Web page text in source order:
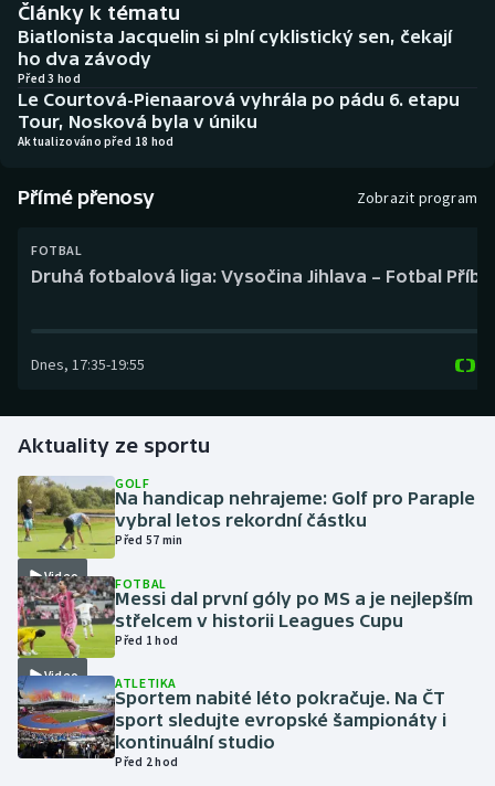
Biatlon
Boby a skeleton
Box
Curling
Gymnastika
Házená
Jezdectví
Judo
Krasobruslení
Lezení
Lyže a snowboard
Aplikace ČT sport
AZ kvíz
Články k tématu
Biatlonista Jacquelin si plní cyklistický sen, čekají
ho dva závody
Před 3 hod
Le Courtová-Pienaarová vyhrála po pádu 6. etapu
Tour, Nosková byla v úniku
Aktualizováno před 18 hod
Přímé přenosy Zobrazit program
FOTBAL
Druhá fotbalová liga: Vysočina Jihlava – Fotbal
Dnes, 17:35-19:55
Aktuality ze sportu
Video
GOLF
Na handicap nehrajeme: Golf pro Paraple
vybral letos rekordní částku
Před 57 min
Video
FOTBAL
Messi dal první góly po MS a je nejlepším
střelcem v historii Leagues Cupu
Před 1 hod
ATLETIKA
Sportem nabité léto pokračuje. Na ČT
sport sledujte evropské šampionáty i
kontinuální studio
Před 2 hod